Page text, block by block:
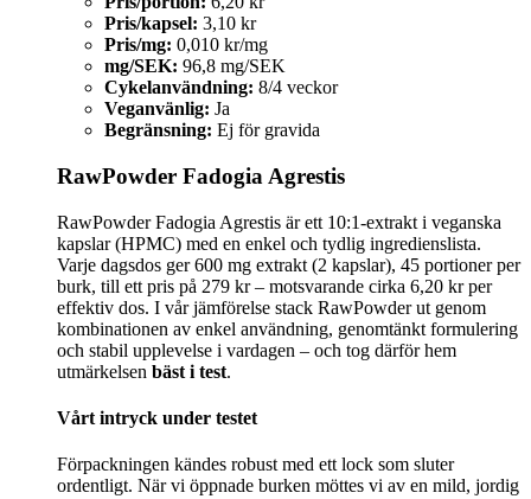
Pris/kapsel: 3,10 kr
Pris/mg: 0,010 kr/mg
mg/SEK: 96,8 mg/SEK
Cykelanvändning: 8/4 veckor
Veganvänlig: Ja
Begränsning: Ej för gravida
RawPowder Fadogia Agrestis
RawPowder Fadogia Agrestis är ett 10:1-extrakt i veganska
kapslar (HPMC) med en enkel och tydlig ingredienslista.
Varje dagsdos ger 600 mg extrakt (2 kapslar), 45 portioner per
burk, till ett pris på 279 kr – motsvarande cirka 6,20 kr per
effektiv dos. I vår jämförelse stack RawPowder ut genom
kombinationen av enkel användning, genomtänkt formulering
och stabil upplevelse i vardagen – och tog därför hem
utmärkelsen bäst i test.
Vårt intryck under testet
Förpackningen kändes robust med ett lock som sluter
ordentligt. När vi öppnade burken möttes vi av en mild, jordig